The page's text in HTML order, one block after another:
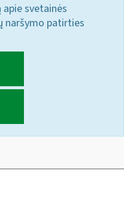
svetainės
naršymo patirties